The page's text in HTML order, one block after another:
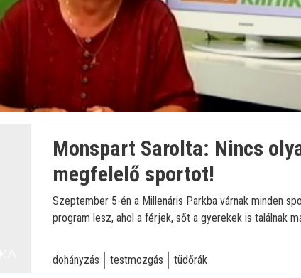
Betöltve:
0%
0%
Monspart Sarolta: Nincs
megfelelő sportot!
Szeptember 5-én a Millenáris Parkba várnak minden
program lesz, ahol a férjek, sőt a gyerekek is találnak
dohányzás testmozgás tüdőrák